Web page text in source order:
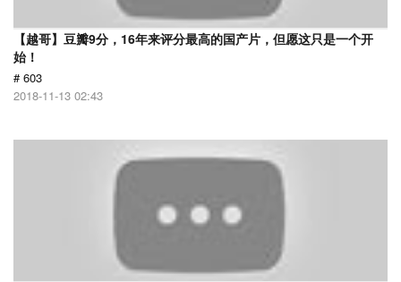
【越哥】豆瓣9分，16年来评分最高的国产片，但愿这只是一个开
始！
# 603
2018-11-13 02:43